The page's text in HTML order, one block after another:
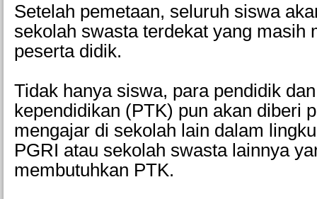
Setelah pemetaan, seluruh siswa
sekolah swasta terdekat yang masih
peserta didik.
Tidak hanya siswa, para pendidik
kependidikan (PTK) pun akan diberi
mengajar di sekolah lain dalam
PGRI atau sekolah swasta lainnya
membutuhkan PTK.